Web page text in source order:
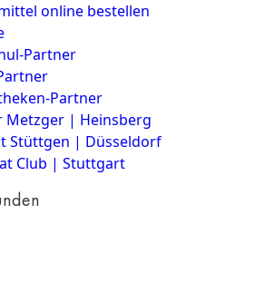
online bestellen
Partner
Partner
Metzger | Heinsberg
Stüttgen | Düsseldorf
Club | Stuttgart